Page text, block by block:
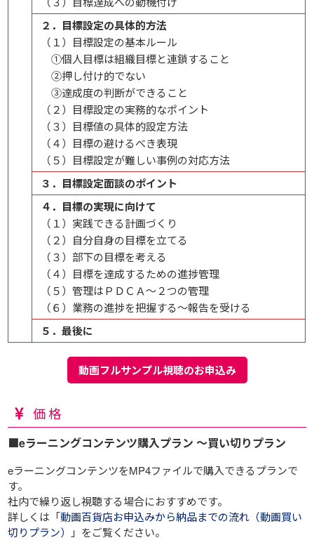
２．目標設定の具体的方法
（１）目標設定の基本ルール
①個人目標は組織目標と連鎖すること
②押し付け的でない
③達成度の判断ができること
（２）目標設定の実務的なポイント
（３）目標値の具体的設定方法
（４）目標の避けるべき表現
（５）目標設定が難しい事例の対応方法
３．目標設定面談のポイント
４．目標の実現に向けて
（１）実践できる計画づくり
（２）自分自身の目標を立てる
（３）部下の目標を考える
（４）目標を達成するための進捗管理
（５）管理はＰＤＣＡ～２つの管理
（６）業務の進捗を把握する～報告を受ける
５．最後に
動画フルサンプル視聴のお申込み
価格
■eラーニングコンテンツ購入プラン ～買い切りプラン
eラーニングコンテンツをMP4ファイルで購入できるプランで
す。
社内で繰り返し視聴する場合におすすめです。
詳しくは「動画百貨店お申込みから納品までの流れ（動画買い
切りプラン）
」をご覧ください。